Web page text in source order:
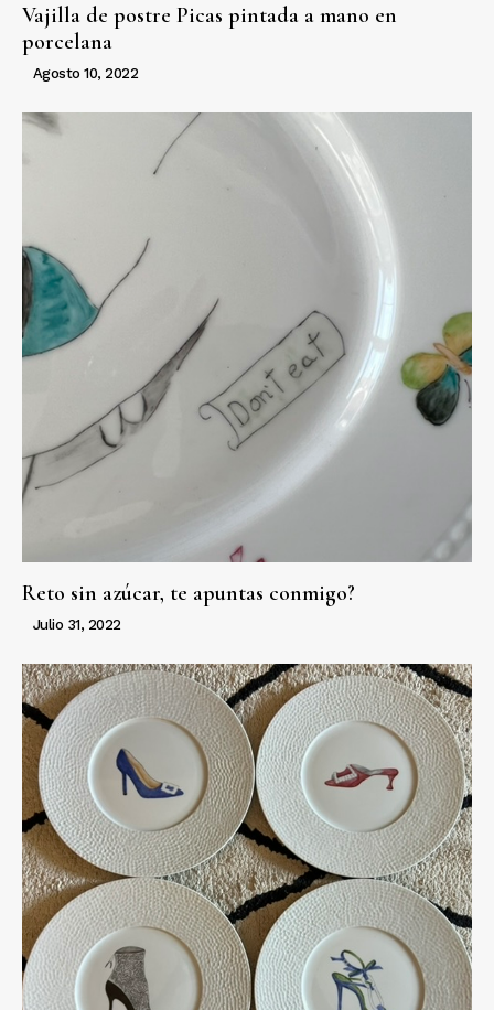
Vajilla de postre Picas pintada a mano en
porcelana
Agosto 10, 2022
Reto sin azúcar, te apuntas conmigo?
Julio 31, 2022